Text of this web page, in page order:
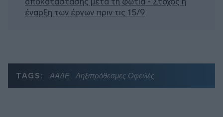
έναρξη των έργων πριν τις 15/9
TAGS: ΑΑΔΕ Ληξιπρόθεσμες Οφειλές